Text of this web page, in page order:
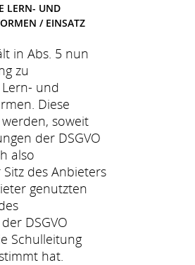
LERN- UND
/ EINSATZ
in Abs. 5 nun
zu
und
Diese
soweit
der DSGVO
also
des Anbieters
genutzten
DSGVO
Schulleitung
hat.